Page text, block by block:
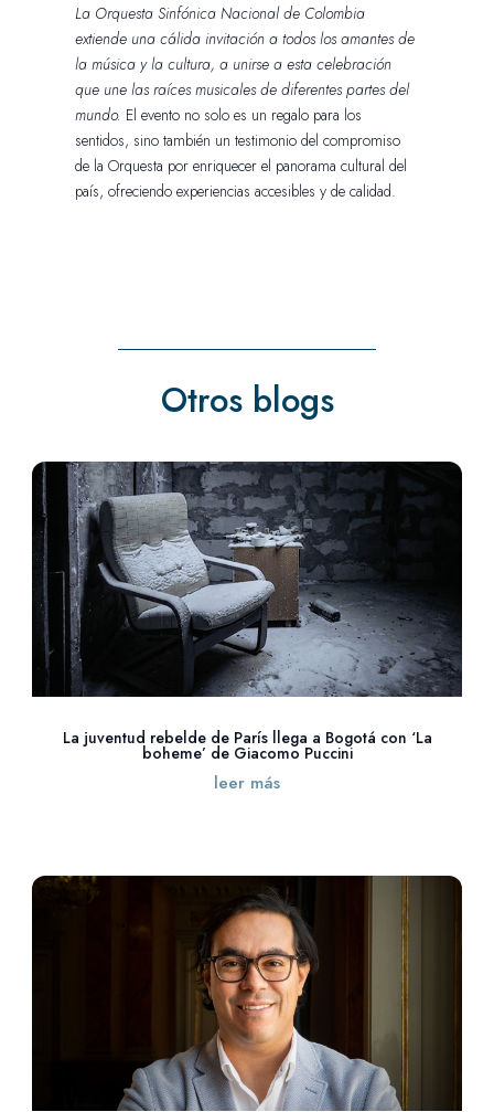
La Orquesta Sinfónica Nacional de Colombia
extiende una cálida invitación a todos los amantes de
la música y la cultura, a unirse a esta celebración
que une las raíces musicales de diferentes partes del
mundo. El evento no solo es un regalo para los
sentidos, sino también un testimonio del compromiso
de la Orquesta por enriquecer el panorama cultural del
país, ofreciendo experiencias accesibles y de calidad.
Otros blogs
La juventud rebelde de París llega a Bogotá con ‘La
boheme’ de Giacomo Puccini
leer más